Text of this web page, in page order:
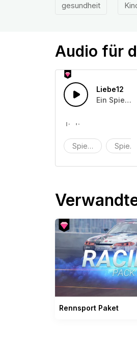
gesundheit
Audio für
Liebe12
Ein
Spielzeug
Rennsport Paket